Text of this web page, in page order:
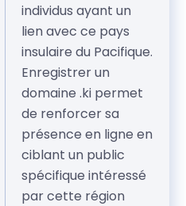
individus ayant un
lien avec ce pays
insulaire du Pacifique.
Enregistrer un
domaine .ki permet
de renforcer sa
présence en ligne en
ciblant un public
spécifique intéressé
par cette région